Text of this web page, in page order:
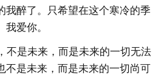
我醉了。只希望在这个寒冷的季
爱你。
不是未来，而是未来的一切无法
不是未来，而是未来的一切尚可